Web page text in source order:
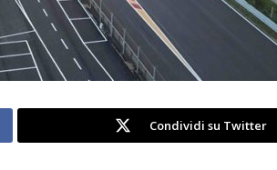
Condividi su Twitter